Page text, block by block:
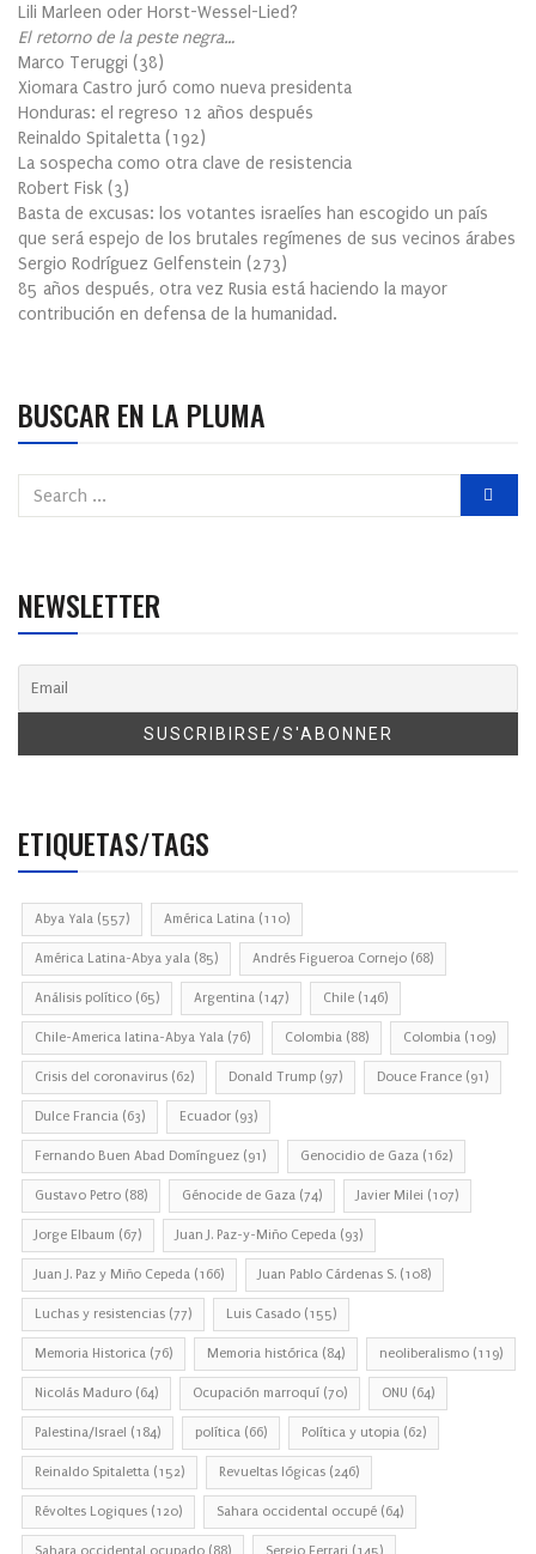
Lili Marleen oder Horst-Wessel-Lied?
El retorno de la peste negra…
Marco Teruggi (38)
Xiomara Castro juró como nueva presidenta
Honduras: el regreso 12 años después
Reinaldo Spitaletta (192)
La sospecha como otra clave de resistencia
Robert Fisk (3)
Basta de excusas: los votantes israelíes han escogido un país
que será espejo de los brutales regímenes de sus vecinos árabes
Sergio Rodríguez Gelfenstein (273)
85 años después, otra vez Rusia está haciendo la mayor
contribución en defensa de la humanidad.
BUSCAR EN LA PLUMA
NEWSLETTER
ETIQUETAS/TAGS
Abya Yala (557) América Latina (110)
América Latina-Abya yala (85) Andrés Figueroa Cornejo (68)
Análisis político (65) Argentina (147) Chile (146)
Chile-America latina-Abya Yala (76) Colombia (88) Colombia (109)
Crisis del coronavirus (62) Donald Trump (97) Douce France (91)
Dulce Francia (63) Ecuador (93)
Fernando Buen Abad Domínguez (91) Genocidio de Gaza (162)
Gustavo Petro (88) Génocide de Gaza (74) Javier Milei (107)
Jorge Elbaum (67) Juan J. Paz-y-Miño Cepeda (93)
Juan J. Paz y Miño Cepeda (166) Juan Pablo Cárdenas S. (108)
Luchas y resistencias (77) Luis Casado (155)
Memoria Historica (76) Memoria histórica (84) neoliberalismo (119)
Nicolás Maduro (64) Ocupación marroquí (70) ONU (64)
Palestina/Israel (184) política (66) Política y utopia (62)
Reinaldo Spitaletta (152) Revueltas lógicas (246)
Révoltes Logiques (120) Sahara occidental occupé (64)